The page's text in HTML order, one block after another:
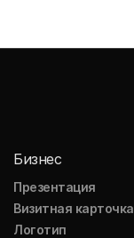
Бизнес
Презентация
Визитная карточка
Логотип